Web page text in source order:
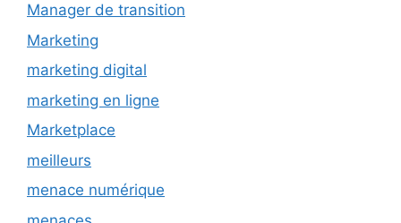
Manager de transition
Marketing
marketing digital
marketing en ligne
Marketplace
meilleurs
menace numérique